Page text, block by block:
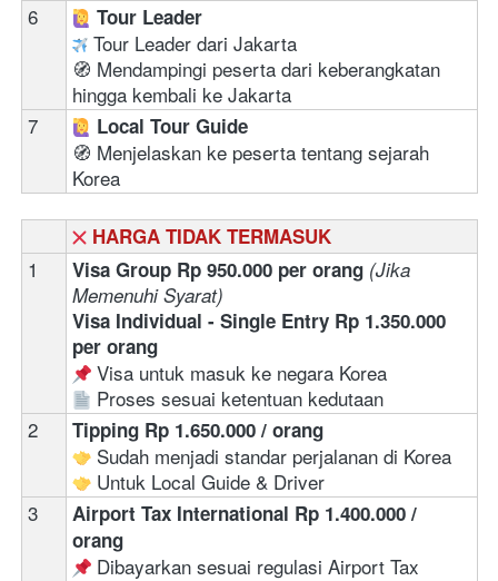
6
Tour Leader
Tour Leader dari Jakarta
🧭 Mendampingi peserta dari keberangkatan
hingga kembali ke Jakarta
7
Local Tour Guide
🧭 Menjelaskan ke peserta tentang sejarah
Korea
HARGA TIDAK TERMASUK
1 Visa Group Rp 950.000 per orang (Jika
Memenuhi Syarat)
Visa Individual - Single Entry Rp 1.350.000
per orang
Visa untuk masuk ke negara Korea
Proses sesuai ketentuan kedutaan
2
Tipping Rp 1.650.000 / orang
Sudah menjadi standar perjalanan di Korea
Untuk Local Guide & Driver
3
Airport Tax International Rp 1.400.000 /
orang
Dibayarkan sesuai regulasi Airport Tax